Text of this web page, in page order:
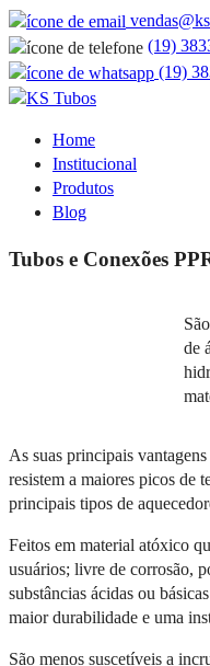
(19)
(19)
Home
Institucional
Produtos
Blog
Tubos e Conexões
de
As suas principais
resistem a maiores picos de
principais tipos de
Feitos em material atóxico
usuários; livre de corrosão,
substâncias ácidas ou
maior durabilidade e uma
São menos suscetíveis a